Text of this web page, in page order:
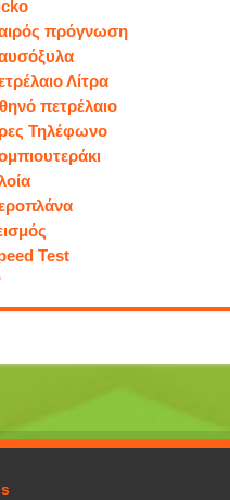
πρόγνωση
Λίτρα
πετρέλαιο
Τηλέφωνο
Test